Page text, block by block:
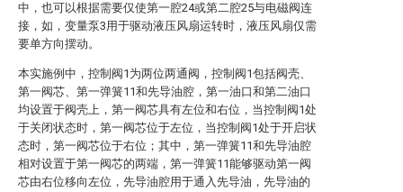
中，也可以根据需要仅使第一腔24或第二腔25与电磁阀连
接，如，变量泵3用于驱动液压风扇运转时，液压风扇仅需
要单方向摆动。
本实施例中，控制阀1为两位两通阀，控制阀1包括阀壳、
第一阀芯、第一弹簧11和先导油腔，第一油口和第二油口
均设置于阀壳上，第一阀芯具有左位和右位，当控制阀1处
于关闭状态时，第一阀芯位于左位，当控制阀1处于开启状
态时，第一阀芯位于右位；其中，第一弹簧11和先导油腔
相对设置于第一阀芯的两端，第一弹簧11能够驱动第一阀
芯由右位移向左位，先导油腔用于通入先导油，先导油的